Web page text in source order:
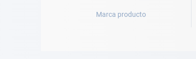
Marca producto